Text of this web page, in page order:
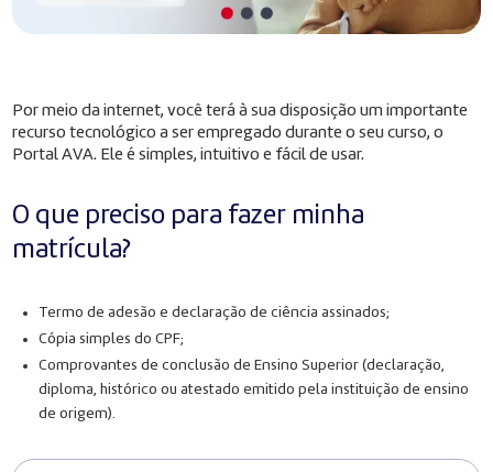
Por meio da internet, você terá à sua disposição um importante
recurso tecnológico a ser empregado durante o seu curso, o
Portal AVA. Ele é simples, intuitivo e fácil de usar.
O que preciso para fazer minha
matrícula?
Termo de adesão e declaração de ciência assinados;
Cópia simples do CPF;
Comprovantes de conclusão de Ensino Superior (declaração,
diploma, histórico ou atestado emitido pela instituição de ensino
de origem).